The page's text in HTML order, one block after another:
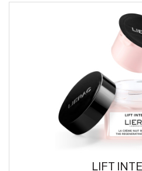
LIFT